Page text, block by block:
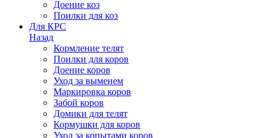
Доение коз
Поилки для коз
Для КРС
Назад
Кормление телят
Поилки для коров
Доение коров
Уход за выменем
Маркировка коров
Забой коров
Домики для телят
Кормушки для коров
Уход за копытами коров